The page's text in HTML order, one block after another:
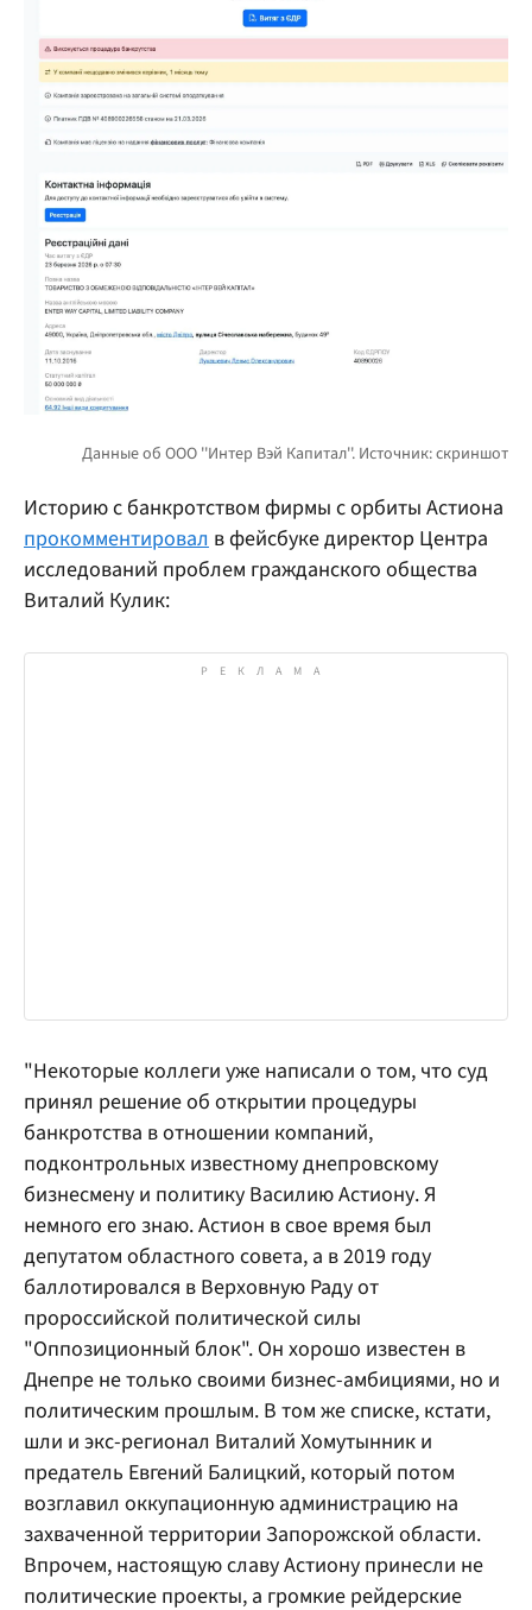
Историю с банкротством фирмы с орбиты Астиона
прокомментировал в фейсбуке директор Центра
исследований проблем гражданского общества
Виталий Кулик:
"Некоторые коллеги уже написали о том, что суд
принял решение об открытии процедуры
банкротства в отношении компаний,
подконтрольных известному днепровскому
бизнесмену и политику Василию Астиону. Я
немного его знаю. Астион в свое время был
депутатом областного совета, а в 2019 году
баллотировался в Верховную Раду от
пророссийской политической силы
"Оппозиционный блок". Он хорошо известен в
Днепре не только своими бизнес-амбициями, но и
политическим прошлым. В том же списке, кстати,
шли и экс-регионал Виталий Хомутынник и
предатель Евгений Балицкий, который потом
возглавил оккупационную администрацию на
захваченной территории Запорожской области.
Впрочем, настоящую славу Астиону принесли не
политические проекты, а громкие рейдерские